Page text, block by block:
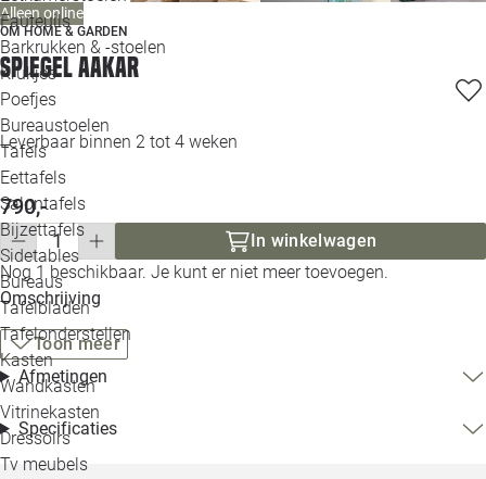
Fauteuils
Barkrukken & -stoelen
Krukjes
Poefjes
Bureaustoelen
Tafels
Eettafels
Salontafels
Bijzettafels
Sidetables
Bureaus
Tafelbladen
Tafelonderstellen
Kasten
Wandkasten
Vitrinekasten
Dressoirs
Tv meubels
Alleen online
OM HOME & GARDEN
Spiegel Aakar
Leverbaar binnen 2 tot 4 weken
790,-
In winkelwagen
Nog 1 beschikbaar. Je kunt er niet meer toevoegen.
Omschrijving
Toon meer
Afmetingen
Specificaties